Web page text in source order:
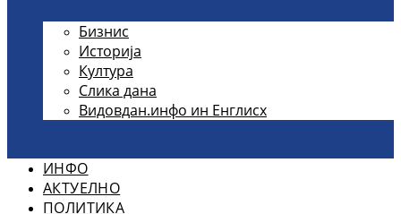
Бизнис
Историја
Култура
Слика дана
Видовдан.инфо ин Енглисх
ИНФО
АКТУЕЛНО
ПОЛИТИКА